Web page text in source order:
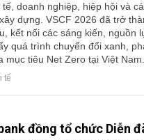
doanh nghiệp, hiệp hội và
dựng. VSCF 2026 đã trở
kết nối các sáng kiến, nguồn
quá trình chuyển đổi xanh,
mục tiêu Net Zero tại Việt Nam.
tế
đồng tổ chức Diễn